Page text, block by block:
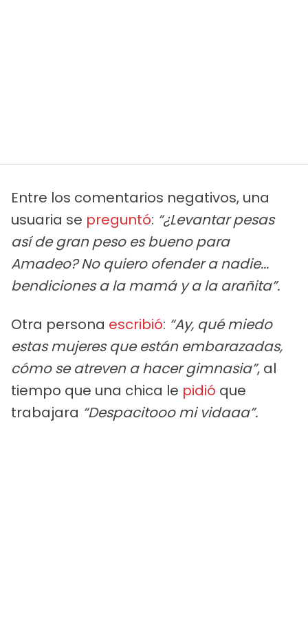
Entre los comentarios negativos, una
usuaria se preguntó: “¿Levantar pesas
así de gran peso es bueno para
Amadeo? No quiero ofender a nadie...
bendiciones a la mamá y a la arañita”.
Otra persona escribió: “Ay, qué miedo
estas mujeres que están embarazadas,
cómo se atreven a hacer gimnasia”, al
tiempo que una chica le pidió que
trabajara “Despacitooo mi vidaaa”.